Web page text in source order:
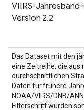
VIIRS-
Version 2.2
Das Dataset mit den
eine Zeitreihe, die aus
durchschnittlichen
Daten für frühere
NOAA/VIIRS/DNB/
Filterschritt wurden